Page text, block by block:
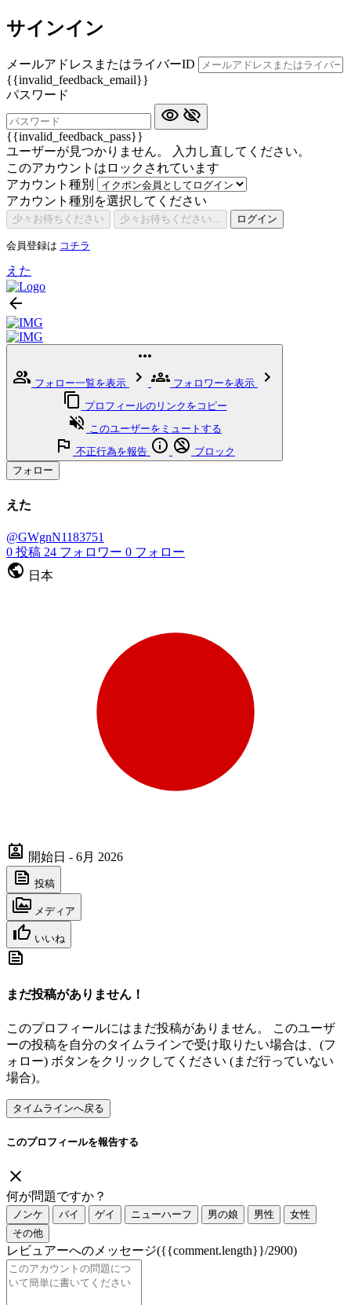
サインイン
メールアドレスまたはライバーID
{{invalid_feedback_email}}
パスワード
{{invalid_feedback_pass}}
ユーザーが見つかりません。 入力し直してください。
このアカウントはロックされています
アカウント種別
アカウント種別を選択してください
少々お待ちください 少々お待ちください... ログイン
会員登録は コチラ
えた
フォロー一覧を表示
フォロワーを表示
プロフィールのリンクをコピー
このユーザーをミュートする
不正行為を報告
ブロック
フォロー
えた
@GWgnN1183751
0 投稿 24 フォロワー 0 フォロー
日本
開始日 - 6月 2026
投稿
メディア
いいね
まだ投稿がありません！
このプロフィールにはまだ投稿がありません。 このユーザ
ーの投稿を自分のタイムラインで受け取りたい場合は、(フ
ォロー) ボタンをクリックしてください (まだ行っていない
場合)。
タイムラインへ戻る
このプロフィールを報告する
何が問題ですか？
ノンケ バイ ゲイ ニューハーフ 男の娘 男性
女性
その他
レビュアーへのメッセージ({{comment.length}}/2900)